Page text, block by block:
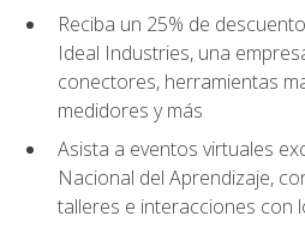
Reciba un 25% de
Ideal Industries, una
conectores, herramientas
medidores y más
Asista a eventos virtuales
Nacional del Aprendizaje,
talleres e interacciones con